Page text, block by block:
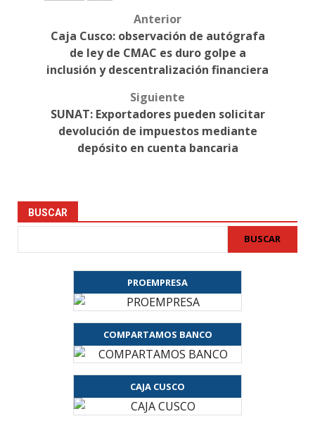
navigation
Anterior
Caja Cusco: observación de autógrafa
de ley de CMAC es duro golpe a
inclusión y descentralización financiera
Siguiente
SUNAT: Exportadores pueden solicitar
devolución de impuestos mediante
depósito en cuenta bancaria
BUSCAR
BUSCAR
PROEMPRESA
COMPARTAMOS BANCO
CAJA CUSCO